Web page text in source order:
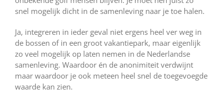
snel mogelijk dicht in de samenleving naar je toe halen.
Ja, integreren in ieder geval niet ergens heel ver weg in
de bossen of in een groot vakantiepark, maar eigenlijk
zo veel mogelijk op laten nemen in de Nederlandse
samenleving. Waardoor én de anonimiteit verdwijnt
maar waardoor je ook meteen heel snel de toegevoegde
waarde kan zien.